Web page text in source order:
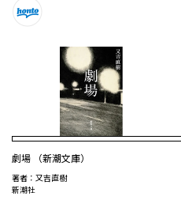
劇場 （新潮文庫）
著者：又吉直樹
新潮社